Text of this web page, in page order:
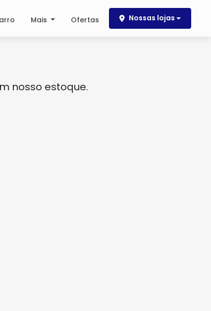
Mais Ofertas Nossas lojas
nosso estoque.